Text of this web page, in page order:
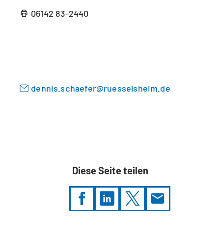
06142 83-2440
dennis.schaefer ruesselsheim de
Diese Seite teilen